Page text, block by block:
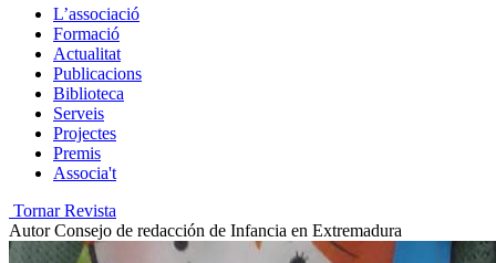
L’associació
Formació
Actualitat
Publicacions
Biblioteca
Serveis
Projectes
Premis
Associa't
Tornar Revista
Autor Consejo de redacción de Infancia en Extremadura